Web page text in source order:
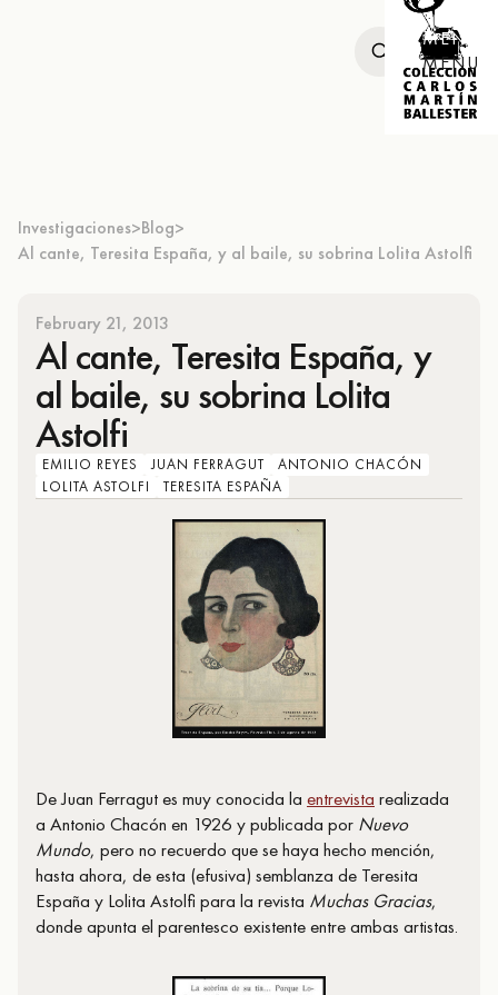
MENU
MENU
Investigaciones>Blog>
Al cante, Teresita España, y al baile, su sobrina Lolita Astolfi
February 21, 2013
Al cante, Teresita España, y
al baile, su sobrina Lolita
Astolfi
EMILIO REYES JUAN FERRAGUT
ANTONIO CHACÓN
LOLITA ASTOLFI
TERESITA ESPAÑA
De Juan Ferragut es muy conocida la entrevista realizada
a Antonio Chacón en 1926 y publicada por Nuevo
Mundo, pero no recuerdo que se haya hecho mención,
hasta ahora, de esta (efusiva) semblanza de Teresita
España y Lolita Astolfi para la revista Muchas Gracias,
donde apunta el parentesco existente entre ambas artistas.